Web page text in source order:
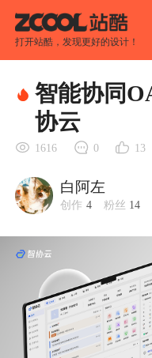
打开站酷，发现更好的设计！
智能协同
协云
1616 0 13
白阿左
创作 4 粉丝 14